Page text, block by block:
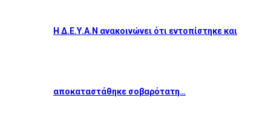
Η Δ.Ε.Υ.Α.Ν ανακοινώνει ότι εντοπίστηκε και
αποκαταστάθηκε σοβαρότατη…